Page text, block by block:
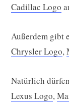
Cadillac Logo
Außerdem gibt
Chrysler Logo,
Natürlich
Lexus Logo,